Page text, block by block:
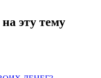
эту тему